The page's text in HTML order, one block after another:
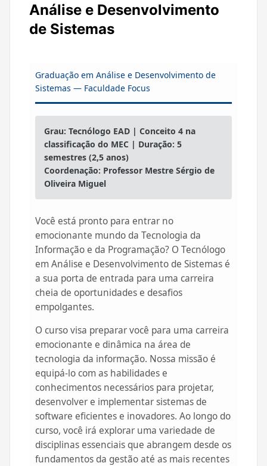
Análise e Desenvolvimento
de Sistemas
Graduação em Análise e Desenvolvimento de
Sistemas — Faculdade Focus
Grau: Tecnólogo EAD | Conceito 4 na
classificação do MEC | Duração: 5
semestres (2,5 anos)
Coordenação: Professor Mestre Sérgio de
Oliveira Miguel
Você está pronto para entrar no
emocionante mundo da Tecnologia da
Informação e da Programação? O Tecnólogo
em Análise e Desenvolvimento de Sistemas é
a sua porta de entrada para uma carreira
cheia de oportunidades e desafios
empolgantes.
O curso visa preparar você para uma carreira
emocionante e dinâmica na área de
tecnologia da informação. Nossa missão é
equipá-lo com as habilidades e
conhecimentos necessários para projetar,
desenvolver e implementar sistemas de
software eficientes e inovadores. Ao longo do
curso, você irá explorar uma variedade de
disciplinas essenciais que abrangem desde os
fundamentos da gestão até as mais recentes